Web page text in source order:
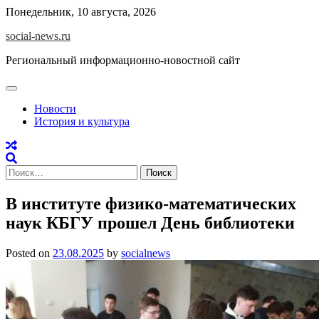
Skip
content
Понедельник, 10 августа, 2026
social-news.ru
Региональный информационно-новостной сайт
Новости
История и культура
Найти:
В институте физико-математических
наук КБГУ прошел День библиотеки
Posted on 23.08.2025 by socialnews